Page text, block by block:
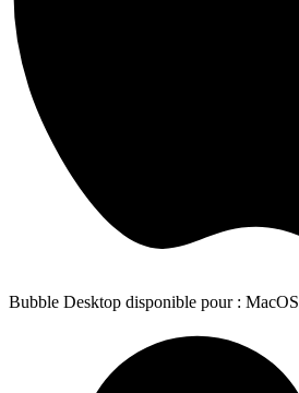
Bubble Desktop disponible pour : MacOS